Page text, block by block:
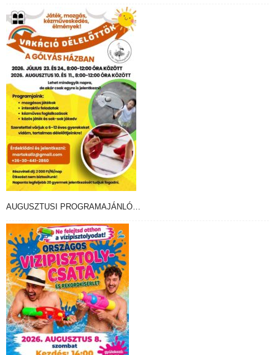
AUGUSZTUSI PROGRAMAJÁNLÓ…